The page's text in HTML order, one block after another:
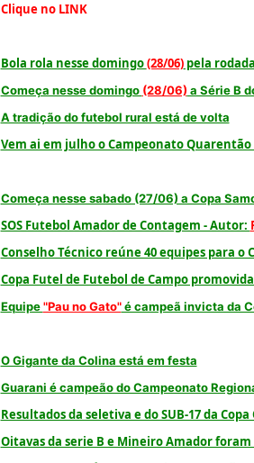
Clique no LINK
Bola rola nesse domingo(28/06)pela
Começa nesse domingo (28/06) a Série B
A tradição do futebol rural está de volta
Vem ai em julho o Campeonato Quarentão
Começa nesse sabado (27/06) a Copa
SOS Futebol Amador de Contagem - Autor:
Conselho Técnico reúne 40 equipes para
Copa Futel de Futebol de Campo
Equipe"Pau no Gato"é campeã invicta da
O Gigante da Colina está em festa
Guarani é campeão do Campeonato
Resultados da seletiva e do SUB-17 da
Oitavas da serie B e Mineiro Amador